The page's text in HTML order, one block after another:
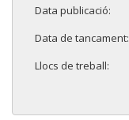
Data publicació:
Data de tancament:
Llocs de treball: